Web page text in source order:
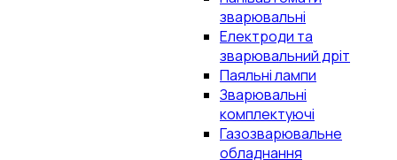
зварювальні
Електроди та
зварювальний дріт
Паяльні лампи
Зварювальні
комплектуючі
Газозварювальне
обладнання